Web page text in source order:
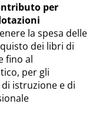
per
la spesa delle
dei libri di
fino al
per gli
istruzione e di